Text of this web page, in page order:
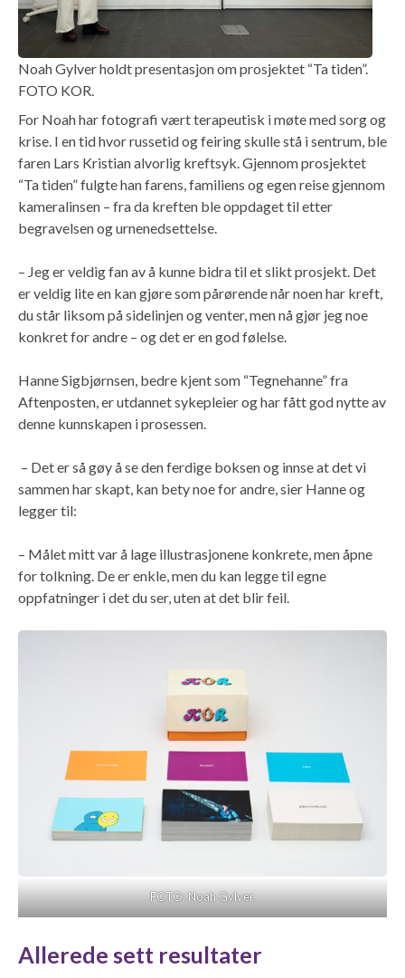
Noah Gylver holdt presentasjon om prosjektet “Ta tiden”.
FOTO KOR.
For Noah har fotografi vært terapeutisk i møte med sorg og
krise. I en tid hvor russetid og feiring skulle stå i sentrum, ble
faren Lars Kristian alvorlig kreftsyk. Gjennom prosjektet
“Ta tiden” fulgte han farens, familiens og egen reise gjennom
kameralinsen – fra da kreften ble oppdaget til etter
begravelsen og urnenedsettelse.
– Jeg er veldig fan av å kunne bidra til et slikt prosjekt. Det
er veldig lite en kan gjøre som pårørende når noen har kreft,
du står liksom på sidelinjen og venter, men nå gjør jeg noe
konkret for andre – og det er en god følelse.
Hanne Sigbjørnsen, bedre kjent som “Tegnehanne” fra
Aftenposten, er utdannet sykepleier og har fått god nytte av
denne kunnskapen i prosessen.
– Det er så gøy å se den ferdige boksen og innse at det vi
sammen har skapt, kan bety noe for andre, sier Hanne og
legger til:
– Målet mitt var å lage illustrasjonene konkrete, men åpne
for tolkning. De er enkle, men du kan legge til egne
oppfatninger i det du ser, uten at det blir feil.
FOTO: Noah Gylver.
Allerede sett resultater